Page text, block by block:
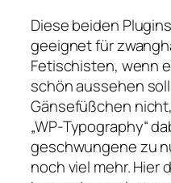
Diese beiden
geeignet für
Fetischisten, wenn
schön aussehen
Gänsefüßchen
„WP-Typography“
geschwungene zu
noch viel mehr. Hier